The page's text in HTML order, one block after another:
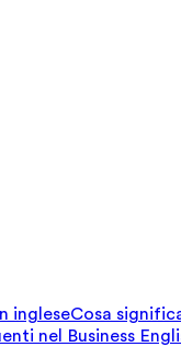
ingleseCosa
nel Business